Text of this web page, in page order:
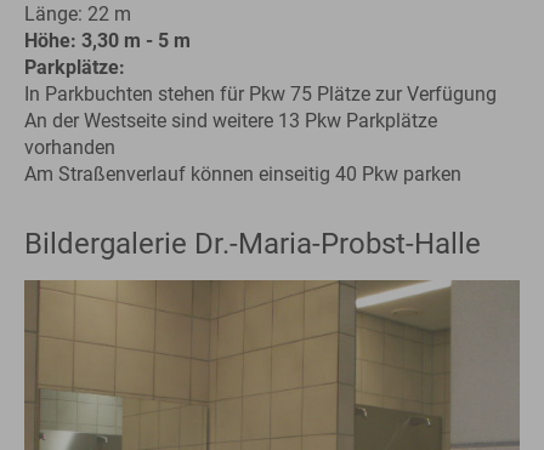
Länge: 22 m
Höhe: 3,30 m - 5 m
Parkplätze:
In Parkbuchten stehen für Pkw 75 Plätze zur Verfügung
An der Westseite sind weitere 13 Pkw Parkplätze
vorhanden
Am Straßenverlauf können einseitig 40 Pkw parken
Bildergalerie Dr.-Maria-Probst-Halle